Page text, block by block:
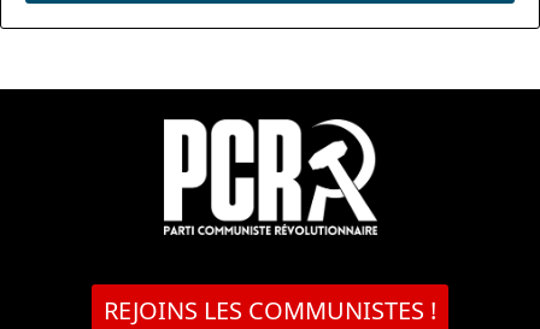
REJOINS LES COMMUNISTES !